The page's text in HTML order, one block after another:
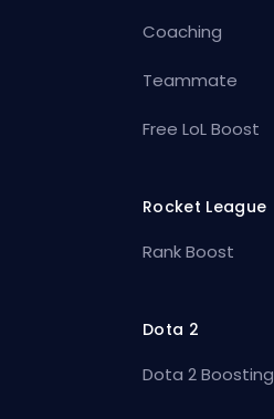
Coaching
Teammate
Free LoL Boost
Rocket League
Rank Boost
Dota 2
Dota 2 Boosting